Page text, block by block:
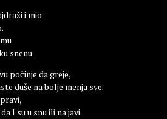
i mio
snenu.
počinje da greje,
duše na bolje menja sve.
l su u snu ili na javi.